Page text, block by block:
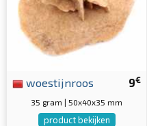
9€
woestijnroos
35 gram | 50x40x35 mm
product bekijken